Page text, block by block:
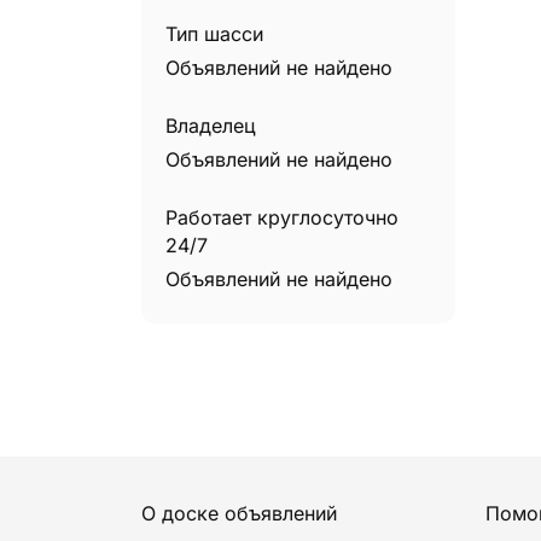
Трактора
Трубоукладчики 0
Тип шасси
Объявлений не найдено
Владелец
Объявлений не найдено
Работает круглосуточно
24/7
Объявлений не найдено
О доске объявлений